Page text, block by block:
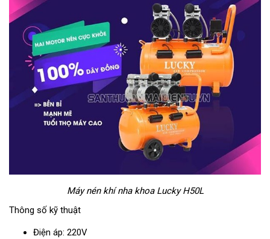
Máy nén khí nha khoa Lucky H50L
Thông số kỹ thuật
Điện áp: 220V